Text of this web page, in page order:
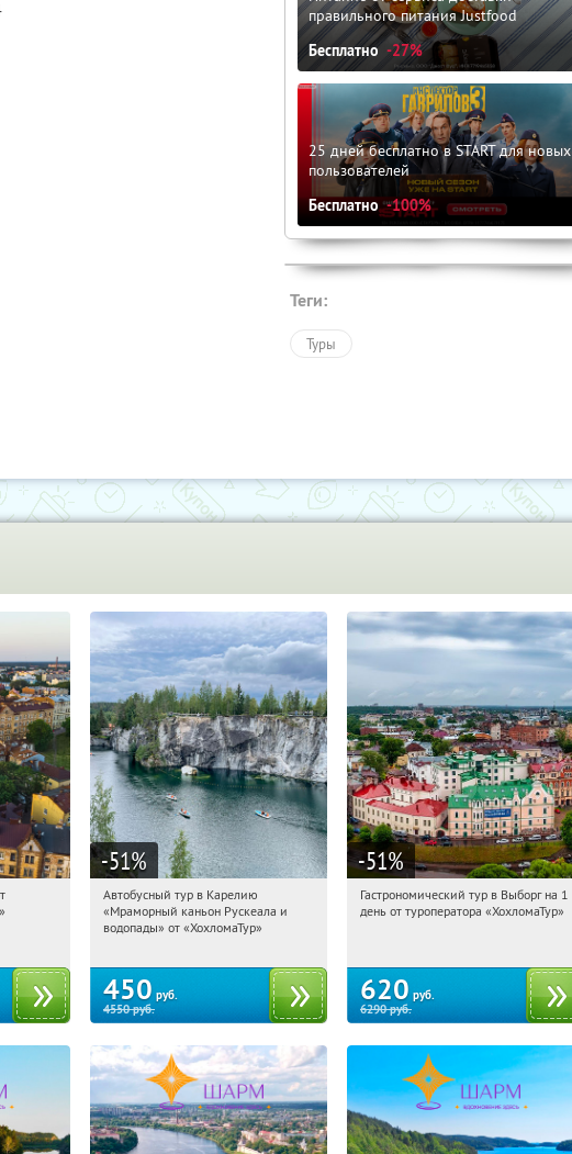
правильного питания Justfood
Бесплатно -27%
25 дней бесплатно в START для новых
пользователей
Бесплатно -100%
Теги:
Туры
Купили:
-51%
12:49:22 Купили:
Сенная площадь
Автобусный тур в Карелию
«Мраморный каньон Рускеала и
водопады» от «ХохломаТур»
450 руб.
4550руб.
-51%
12:49:22
Купи первым!
Гастрономический тур в Выборг на 1
день от туроператора «ХохломаТур»
620 руб.
6290руб.